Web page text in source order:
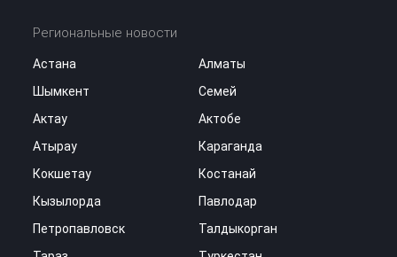
Региональные новости
Астана
Алматы
Шымкент
Семей
Актау
Актобе
Атырау
Караганда
Кокшетау
Костанай
Кызылорда
Павлодар
Петропавловск
Талдыкорган